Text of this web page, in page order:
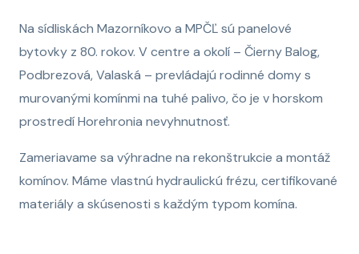
Na sídliskách Mazorníkovo a MPČĽ sú panelové
bytovky z 80. rokov. V centre a okolí – Čierny Balog,
Podbrezová, Valaská – prevládajú rodinné domy s
murovanými komínmi na tuhé palivo, čo je v horskom
prostredí Horehronia nevyhnutnosť.
Zameriavame sa výhradne na rekonštrukcie a montáž
komínov. Máme vlastnú hydraulickú frézu, certifikované
materiály a skúsenosti s každým typom komína.